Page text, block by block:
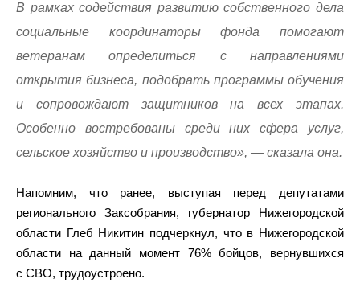
В рамках содействия развитию собственного дела
социальные координаторы фонда помогают
ветеранам определиться с направлениями
открытия бизнеса, подобрать программы обучения
и сопровождают защитников на всех этапах.
Особенно востребованы среди них сфера услуг,
сельское хозяйство и производство», — сказала она.
Напомним, что ранее, выступая перед депутатами
регионального Заксобрания, губернатор Нижегородской
области Глеб Никитин подчеркнул, что в Нижегородской
области на данный момент 76% бойцов, вернувшихся
с СВО, трудоустроено.